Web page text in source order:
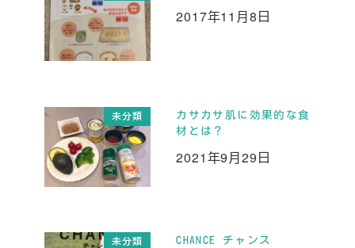
投稿日
2017年11月8日
未分類
カサカサ肌に効果的な食
材とは？
投稿日
2021年9月29日
未分類 CHANCE チャンス